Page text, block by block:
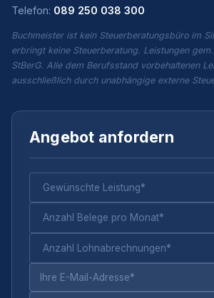
Telefon: 089 250 038 300
Buchmeister ist kein Steuerberatungsbüro im
erbringt keine Steuerberatung. Leistungen
StBerG. Alle dem Berufsstand vorbehaltenen
ausschließlich durch unabhängige externe
Angebot anfordern